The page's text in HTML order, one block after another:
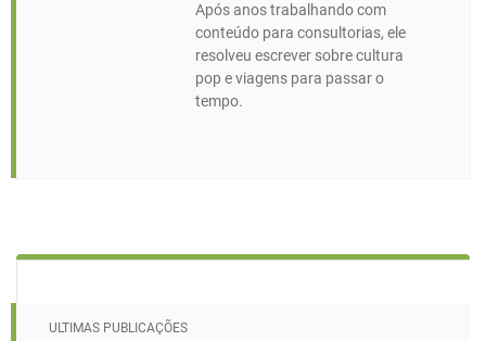
Após anos trabalhando com
conteúdo para consultorias, ele
resolveu escrever sobre cultura
pop e viagens para passar o
tempo.
ULTIMAS PUBLICAÇÕES